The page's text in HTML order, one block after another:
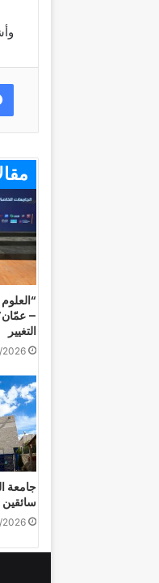
–
التغيير
جامعة